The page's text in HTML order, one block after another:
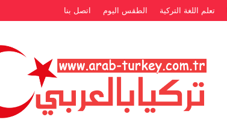
تعلم اللغة التركية الطقس اليوم اتصل بنا